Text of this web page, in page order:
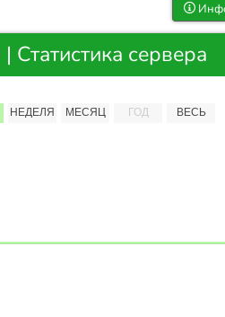
Статистика сервера
НЕДЕЛЯ МЕСЯЦ ГОД ВЕСЬ